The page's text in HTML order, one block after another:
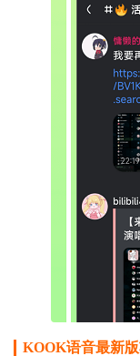
KOOK语音最新版